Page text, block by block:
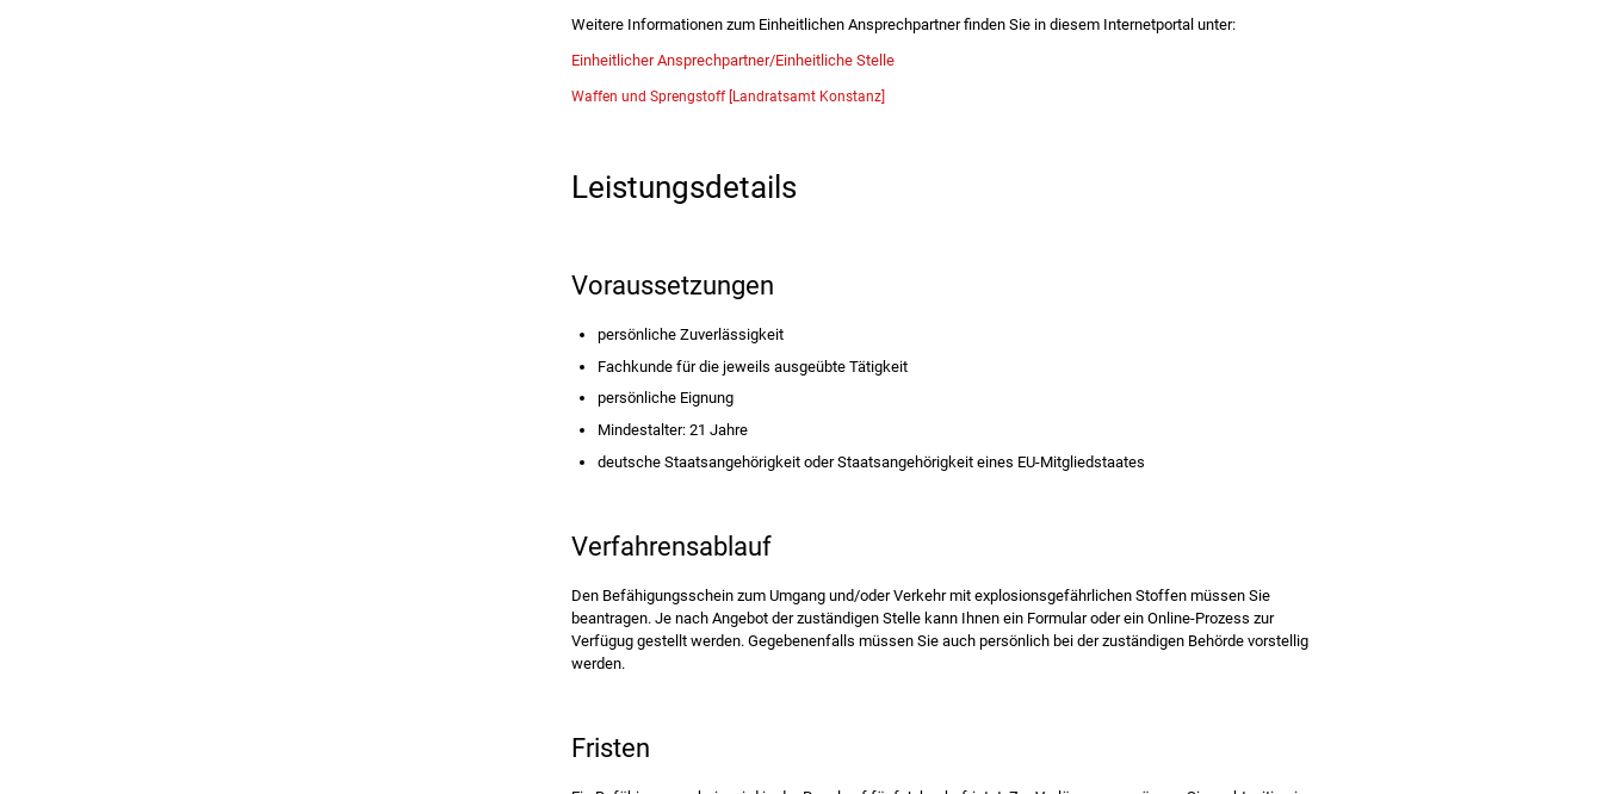
Weitere Informationen zum Einheitlichen Ansprechpartner finden Sie in diesem Internetportal unter:
Einheitlicher Ansprechpartner/Einheitliche Stelle
Waffen und Sprengstoff [Landratsamt Konstanz]
Leistungsdetails
Voraussetzungen
persönliche Zuverlässigkeit
Fachkunde für die jeweils ausgeübte Tätigkeit
persönliche Eignung
Mindestalter: 21 Jahre
deutsche Staatsangehörigkeit oder Staatsangehörigkeit eines EU-Mitgliedstaates
Verfahrensablauf
Den Befähigungsschein zum Umgang und/oder Verkehr mit explosionsgefährlichen Stoffen müssen Sie
beantragen. Je nach Angebot der zuständigen Stelle kann Ihnen ein Formular oder ein Online-Prozess zur
Verfügug gestellt werden. Gegebenenfalls müssen Sie auch persönlich bei der zuständigen Behörde vorstellig
werden.
Fristen